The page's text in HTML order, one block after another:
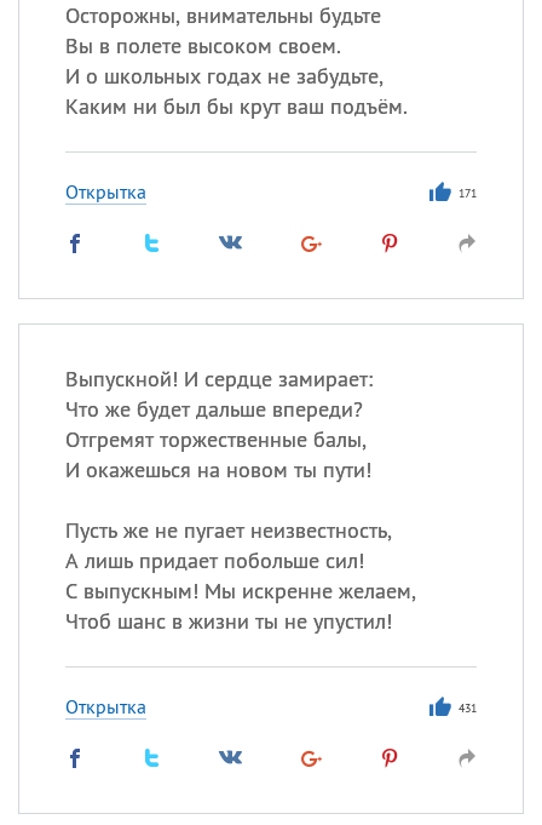
Осторожны, внимательны будьте
Вы в полете высоком своем.
И о школьных годах не забудьте,
Каким ни был бы крут ваш подъём.
Открытка 171
Выпускной! И сердце замирает:
Что же будет дальше впереди?
Отгремят торжественные балы,
И окажешься на новом ты пути!
Пусть же не пугает неизвестность,
А лишь придает побольше сил!
С выпускным! Мы искренне желаем,
Чтоб шанс в жизни ты не упустил!
Открытка 431